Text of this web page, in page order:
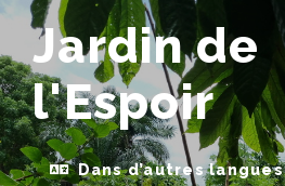
Jardin de
l'Espoir
Dans d’autres langues